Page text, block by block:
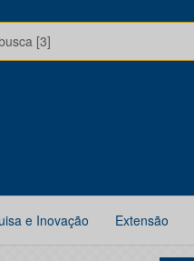
[3]
e Inovação Extensão